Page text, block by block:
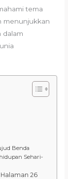
tema
menunjukkan
dalam
Benda
Sehari-
26